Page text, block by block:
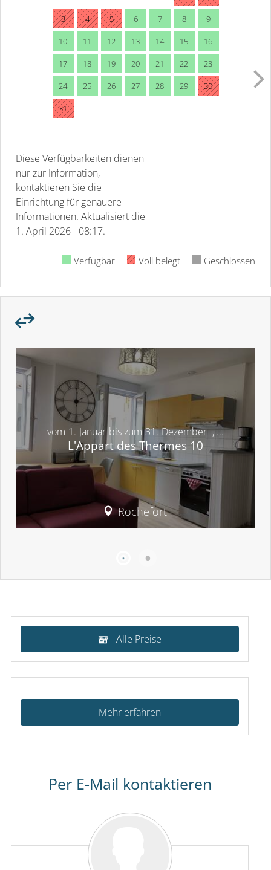
3 4 5 6 7 8 9
10 11 12 13 14 15 16
17 18 19 20 21 22 23
24 25 26 27 28 29 30
31
Diese Verfügbarkeiten dienen
nur zur Information,
kontaktieren Sie die
Einrichtung für genauere
Informationen. Aktualisiert die
1. April 2026 - 08:17.
Verfügbar Voll belegt Geschlossen
vom 1. Januar bis zum 31. Dezember ,...
L'Appart des Thermes 10
Rochefort
Alle Preise
Mehr erfahren
Per E-Mail kontaktieren